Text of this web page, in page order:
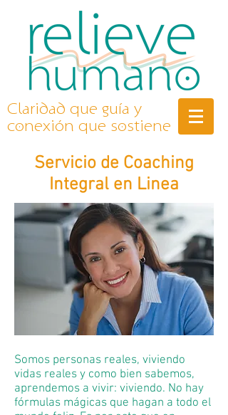
Claridad que guía y
conexión que sostiene
Servicio de Coaching
Integral en Linea
Somos personas reales, viviendo
vidas reales y como bien sabemos,
aprendemos a vivir: viviendo. No hay
fórmulas mágicas que hagan a todo el